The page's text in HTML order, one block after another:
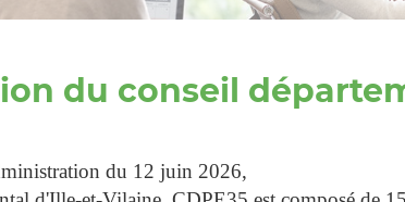
du conseil
du 12 juin 2026,